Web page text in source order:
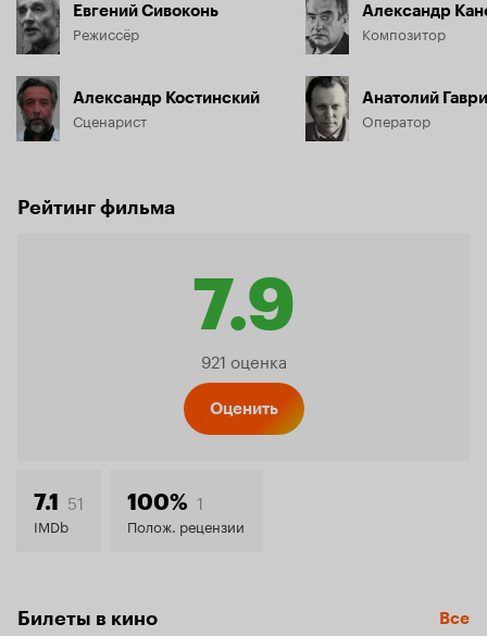
Евгений Сивоконь
Режиссёр
Александр Костинский
Сценарист
Александр
Композитор
Анатолий
Оператор
Рейтинг фильма
7.9
Рейтинг
7.9
921 оценка
Оценить
7.1 51
IMDb
100% 1
Полож. рецензии
Билеты в кино Все